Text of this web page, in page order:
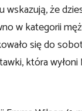
wskazują, że
w kategorii
się do
która